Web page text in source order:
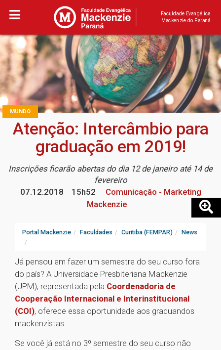
Faculdade Evangélica
Mackenzie do Paraná
MUNDO
Atenção: Intercâmbio para
graduação em 2019!
Inscrições ficarão abertas do dia 12 de janeiro até 14 de
fevereiro
07.12.2018
15h52
Comunicação - Marketing
Mackenzie
Portal Mackenzie Faculdades Curitiba (FEMPAR) News
Já pensou em fazer um semestre do seu curso fora
do país? A Universidade Presbiteriana Mackenzie
(UPM), representada pela Coordenadoria de
Cooperação Internacional e Interinstitucional
(COI), oferece essa oportunidade aos graduandos
mackenzistas.
Se você já está no 3º semestre do seu curso não